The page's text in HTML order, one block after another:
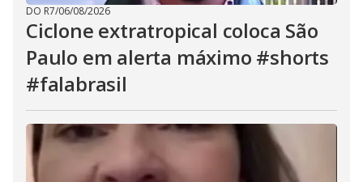
DO R7/06/08/2026
Ciclone extratropical coloca São
Paulo em alerta máximo #shorts
#falabrasil